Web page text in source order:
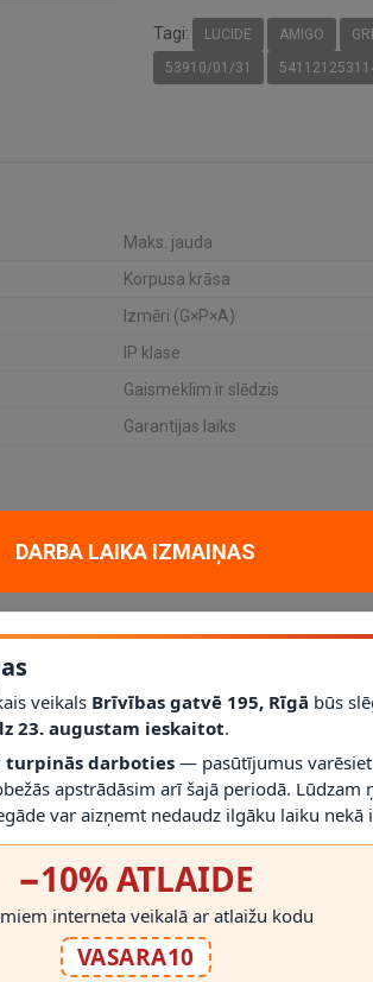
Tagi: LUCIDE AMIGO
53910/01/31
Maks. jauda
Korpusa krāsa
Izmēri (G×P×A)
IP klase
Gaismeklim ir slēdzis
Garantijas laiks
apgaismojumam mājoklī, dzīvoklī vai
mūsdienīgā interjerā.
izmantot.
proporcijas un novietojumu.
RĀDĪT VAIRĀK
DARBA LAIKA IZMAIŅAS
veikals Brīvības gatvē 195, Rīgā būs
23. augustam ieskaitot.
turpinās darboties — pasūtījumus
apstrādāsim arī šajā periodā. Lūdzam
var aizņemt nedaudz ilgāku laiku nekā
−10% ATLAIDE
interneta veikalā ar atlaižu kodu
VASARA10